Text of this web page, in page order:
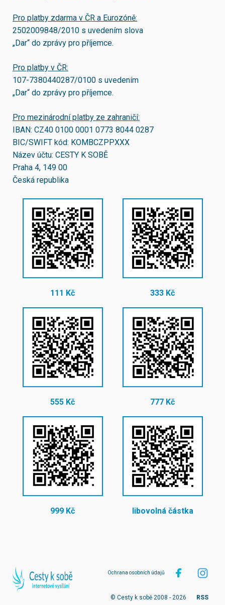
Pro platby zdarma v ČR a Eurozóně:
2502009848/2010 s uvedením slova
„Dar“ do zprávy pro příjemce.
Pro platby v ČR:
107-7380440287/0100 s uvedením
„Dar“ do zprávy pro příjemce.
Pro mezinárodní platby ze zahraničí:
IBAN: CZ40 0100 0001 0773 8044 0287
BIC/SWIFT kód: KOMBCZPPXXX
Název účtu: CESTY K SOBĚ
Praha 4, 149 00
Česká republika
111 Kč 333 Kč
555 Kč 777 Kč
999 Kč libovolná částka
Ochrana osobních údajů
© Cesty k sobě 2008 - 2026 RSS